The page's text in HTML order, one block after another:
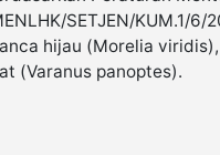
SETJEN/KUM.1/
hijau (Morelia
(Varanus panoptes).